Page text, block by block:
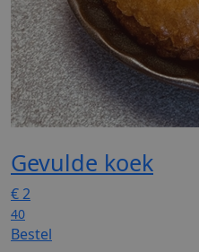
Gevulde koek
€2
40
Bestel